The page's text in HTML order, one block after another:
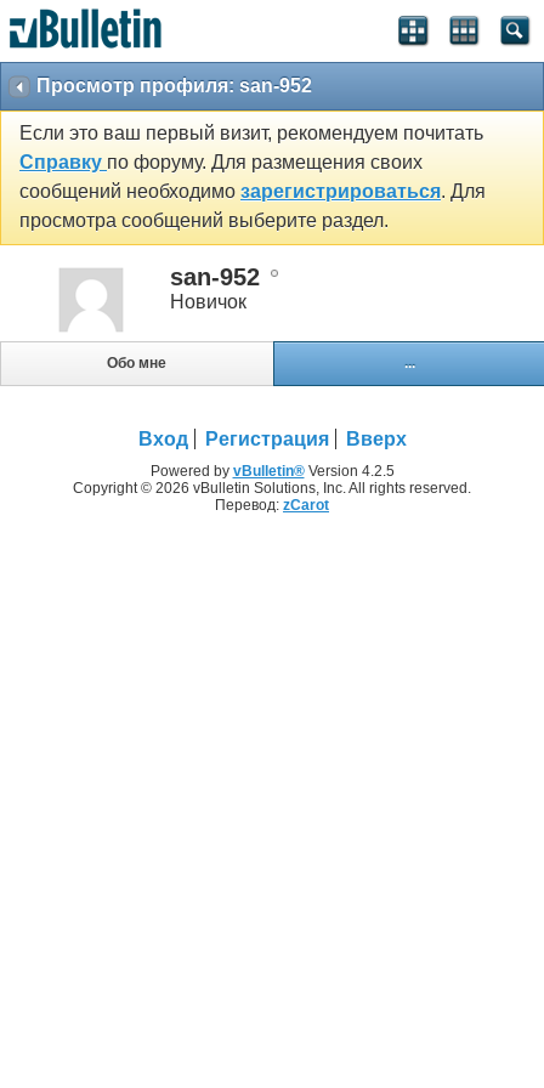
Просмотр профиля: san-952
Если это ваш первый визит, рекомендуем почитать
Справку по форуму. Для размещения своих
сообщений необходимо зарегистрироваться. Для
просмотра сообщений выберите раздел.
san-952
Новичок
Обо мне ...
Вход Регистрация Вверх
Powered by vBulletin®Version 4.2.5
Copyright © 2026 vBulletin Solutions, Inc. All rights reserved.
Перевод: zCarot